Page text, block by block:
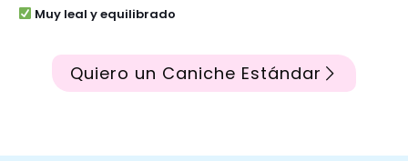
Muy leal y equilibrado
Quiero un Caniche Estándar